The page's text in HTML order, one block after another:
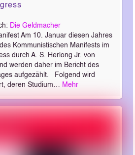
Die Geldmacher
Am 10. Januar diesen Jahres
Kommunistischen Manifests im
durch A. S. Herlong Jr. von
werden daher im Bericht des
aufgezählt. Folgend wird
deren Studium… Mehr